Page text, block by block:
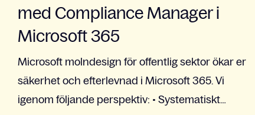
med Compliance Manager i
Microsoft 365
Microsoft molndesign för offentlig sektor ökar er
säkerhet och efterlevnad i Microsoft 365. Vi
igenom följande perspektiv: • Systematiskt